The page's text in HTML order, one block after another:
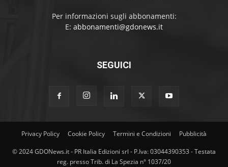
Per informazioni sugli abbonamenti:
E: abbonamenti@gdonews.it
SEGUICI
Privacy Policy Cookie Policy Termini e Condizioni Pubblicità
© 2024 GDONews.it - PR Italia Edizioni srl - P.Iva: 03044390353 - Testata
reg. presso Trib. di La Spezia n° 1037/20